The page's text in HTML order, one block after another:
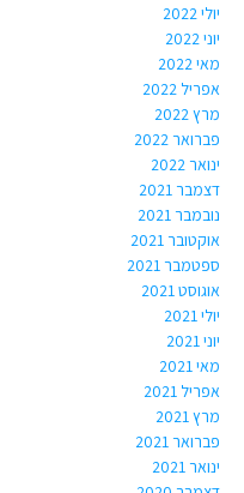
יולי 2022
יוני 2022
מאי 2022
אפריל 2022
מרץ 2022
פברואר 2022
ינואר 2022
דצמבר 2021
נובמבר 2021
אוקטובר 2021
ספטמבר 2021
אוגוסט 2021
יולי 2021
יוני 2021
מאי 2021
אפריל 2021
מרץ 2021
פברואר 2021
ינואר 2021